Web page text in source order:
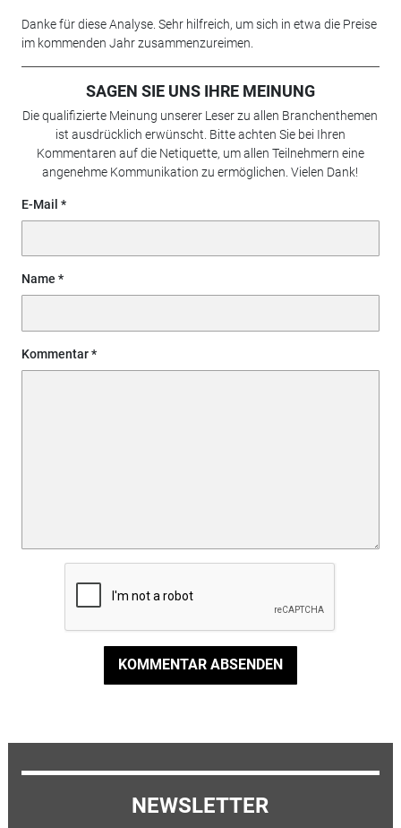
Danke für diese Analyse. Sehr hilfreich, um sich in etwa die Preise
im kommenden Jahr zusammenzureimen.
SAGEN SIE UNS IHRE MEINUNG
Die qualifizierte Meinung unserer Leser zu allen Branchenthemen
ist ausdrücklich erwünscht. Bitte achten Sie bei Ihren
Kommentaren auf die Netiquette, um allen Teilnehmern eine
angenehme Kommunikation zu ermöglichen. Vielen Dank!
E-Mail
Name
Kommentar
KOMMENTAR ABSENDEN
NEWSLETTER